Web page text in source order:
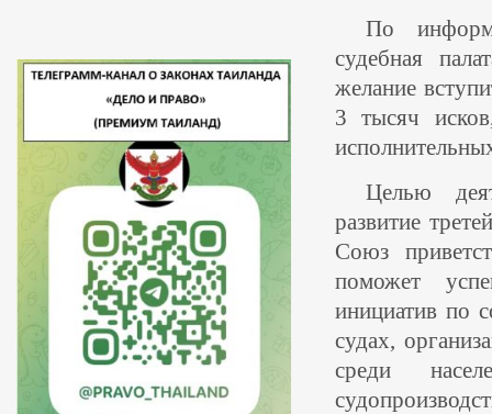
По
судебная
желание
3 тысяч
Целью
развитие
Союз
поможет
инициатив по
судах,
среди